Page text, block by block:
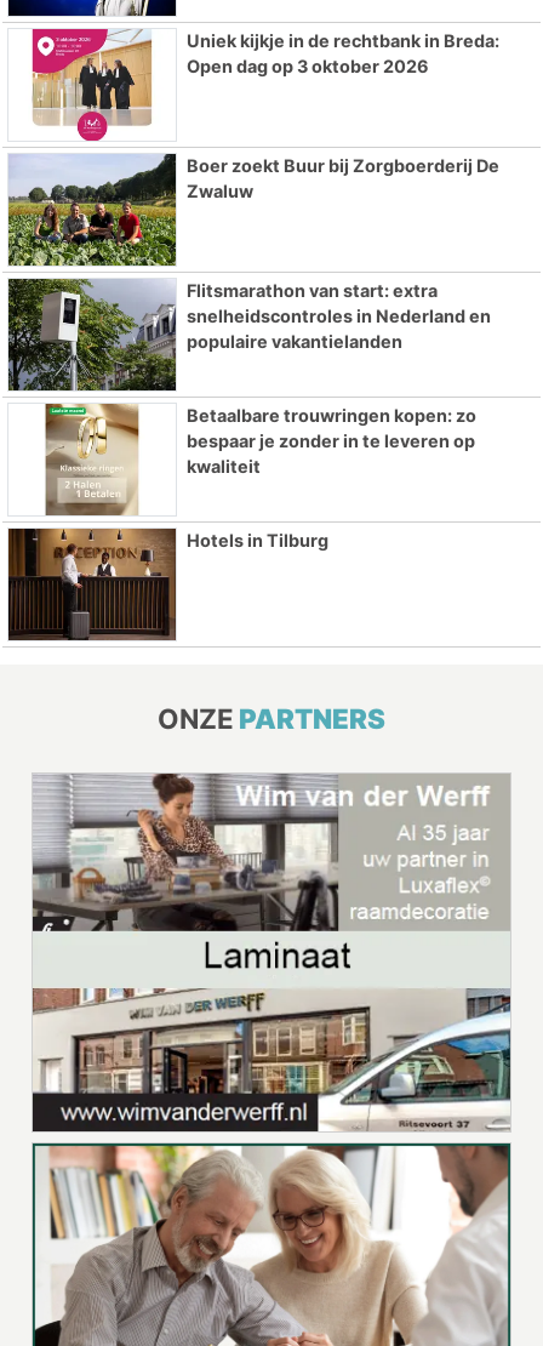
Uniek kijkje in de rechtbank in Breda:
Open dag op 3 oktober 2026
Boer zoekt Buur bij Zorgboerderij De
Zwaluw
Flitsmarathon van start: extra
snelheidscontroles in Nederland en
populaire vakantielanden
Betaalbare trouwringen kopen: zo
bespaar je zonder in te leveren op
kwaliteit
Hotels in Tilburg
ONZE PARTNERS